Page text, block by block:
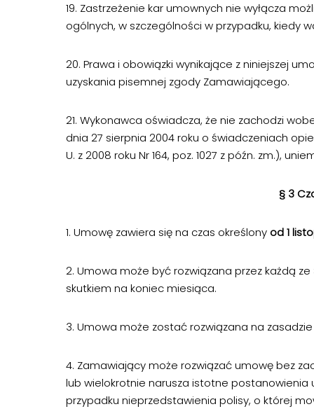
19. Zastrzeżenie kar umownych nie wyłącza
ogólnych, w szczególności w przypadku, kiedy
20. Prawa i obowiązki wynikające z niniejszej
uzyskania pisemnej zgody Zamawiającego.
21. Wykonawca oświadcza, że nie zachodzi
dnia 27 sierpnia 2004 roku o świadczeniach
U. z 2008 roku Nr 164, poz. 1027 z późn. zm.),
§ 3
1. Umowę zawiera się na czas określony od 1
2. Umowa może być rozwiązana przez każdą
skutkiem na koniec miesiąca.
3. Umowa może zostać rozwiązana na
4. Zamawiający może rozwiązać umowę bez
lub wielokrotnie narusza istotne postanowienia
przypadku nieprzedstawienia polisy, o której